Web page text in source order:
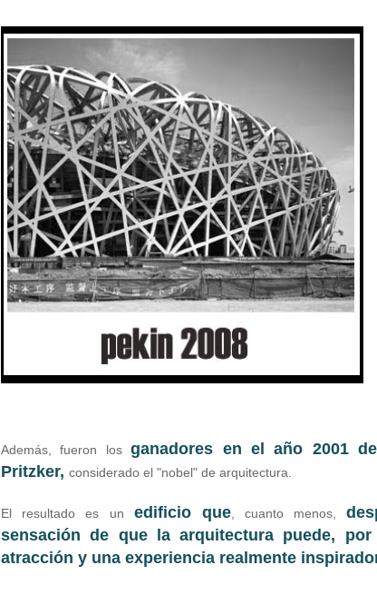
Además, fueron losganadores en el año 2001
Pritzker, considerado el "nobel" de arquitectura.
El resultado es un edificio que, cuanto menos,
sensación de que la arquitectura puede,
atracción y una experiencia realmente